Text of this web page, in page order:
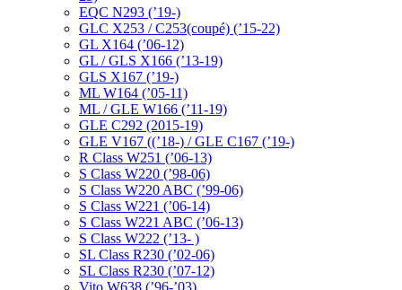
EQC N293 (’19-)
GLC X253 / C253(coupé) (’15-22)
GL X164 (’06-12)
GL / GLS X166 (’13-19)
GLS X167 (’19-)
ML W164 (’05-11)
ML / GLE W166 (’11-19)
GLE C292 (2015-19)
GLE V167 ((’18-) / GLE C167 (’19-)
R Class W251 (’06-13)
S Class W220 (’98-06)
S Class W220 ABC (’99-06)
S Class W221 (’06-14)
S Class W221 ABC (’06-13)
S Class W222 (’13- )
SL Class R230 (’02-06)
SL Class R230 (’07-12)